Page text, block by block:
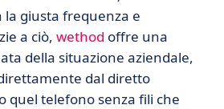
giusta frequenza e
a ciò, wethod offre una
della situazione aziendale,
dal diretto
quel telefono senza fili che